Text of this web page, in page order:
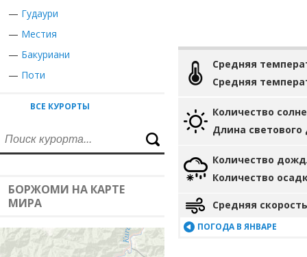
— Гудаури
— Местия
— Бакуриани
— Поти
ВСЕ КУРОРТЫ
БОРЖОМИ НА КАРТЕ
МИРА
Средняя
Средняя
Количество
Длина светового
Количество
Количество
Средняя
ПОГОДА В ЯНВАРЕ